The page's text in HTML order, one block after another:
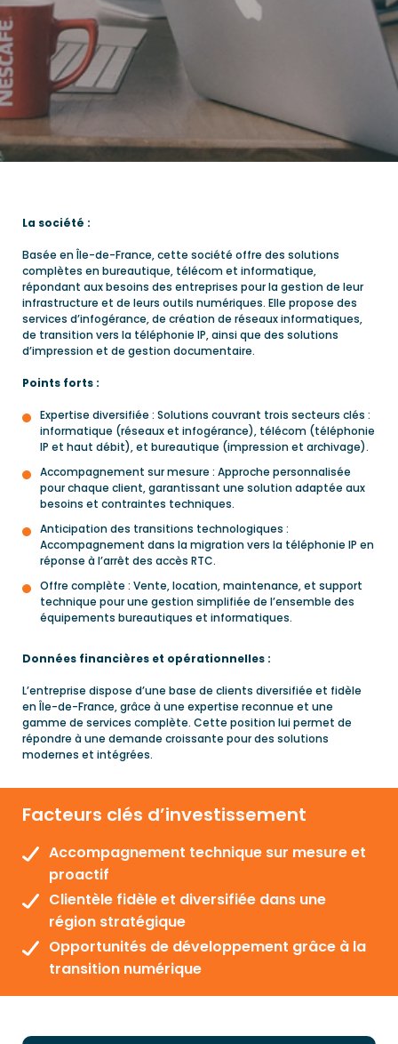
La société :
Basée en Île-de-France, cette société offre des solutions
complètes en bureautique, télécom et informatique,
répondant aux besoins des entreprises pour la gestion de leur
infrastructure et de leurs outils numériques. Elle propose des
services d’infogérance, de création de réseaux informatiques,
de transition vers la téléphonie IP, ainsi que des solutions
d’impression et de gestion documentaire.
Points forts :
Expertise diversifiée : Solutions couvrant trois secteurs clés :
informatique (réseaux et infogérance), télécom (téléphonie
IP et haut débit), et bureautique (impression et archivage).
Accompagnement sur mesure : Approche personnalisée
pour chaque client, garantissant une solution adaptée aux
besoins et contraintes techniques.
Anticipation des transitions technologiques :
Accompagnement dans la migration vers la téléphonie IP en
réponse à l’arrêt des accès RTC.
Offre complète : Vente, location, maintenance, et support
technique pour une gestion simplifiée de l’ensemble des
équipements bureautiques et informatiques.
Données financières et opérationnelles :
L’entreprise dispose d’une base de clients diversifiée et fidèle
en Île-de-France, grâce à une expertise reconnue et une
gamme de services complète. Cette position lui permet de
répondre à une demande croissante pour des solutions
modernes et intégrées.
Facteurs clés d’investissement
Accompagnement technique sur mesure et
proactif
Clientèle fidèle et diversifiée dans une
région stratégique
Opportunités de développement grâce à la
transition numérique